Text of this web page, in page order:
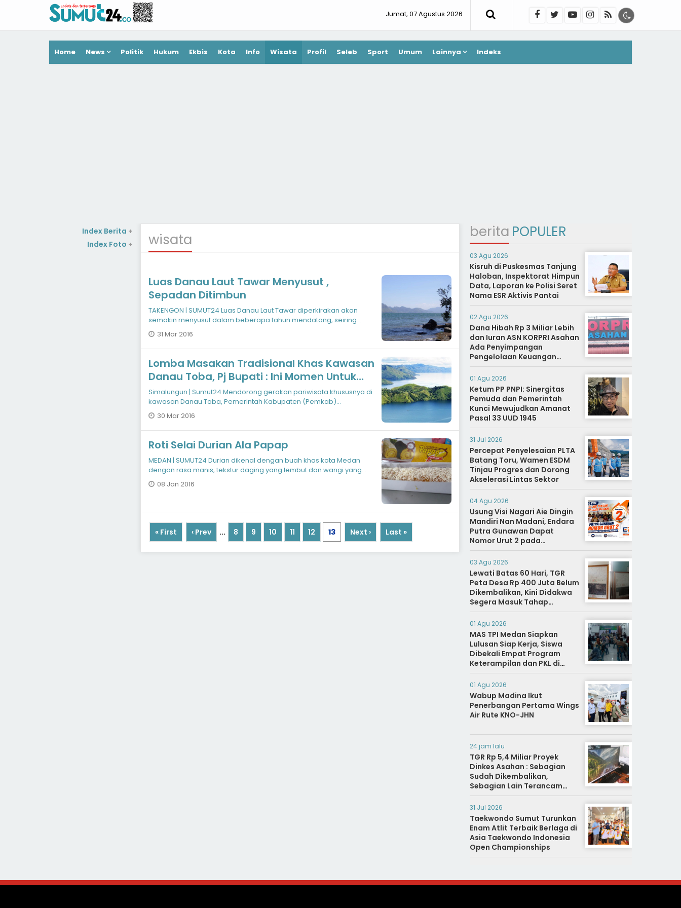
Jumat, 07 Agustus 2026
Home News Politik Hukum Ekbis Kota Info Wisata Profil Seleb Sport Umum Lainnya Indeks
wisata
Luas Danau Laut Tawar Menyusut ,
Sepadan Ditimbun
TAKENGON | SUMUT24 Luas Danau Laut Tawar diperkirakan akan
semakin menyusut dalam beberapa tahun mendatang, seiring
adanya penimbunan jala
31 Mar 2016
Lomba Masakan Tradisional Khas Kawasan
Danau Toba, Pj Bupati : Ini Momen Untuk
Memajukan Pariwisata
Simalungun | Sumut24 Mendorong gerakan pariwisata khususnya di
kawasan Danau Toba, Pemerintah Kabupaten (Pemkab)
Simalungun melakukan berb
30 Mar 2016
Roti Selai Durian Ala Papap
MEDAN | SUMUT24 Durian dikenal dengan buah khas kota Medan
dengan rasa manis, tekstur daging yang lembut dan wangi yang
khas. Tak heran se
08 Jan 2016
« First ‹ Prev ... 8 9 10 11 12 13 Next › Last »
Index Berita +
Index Foto +
berita POPULER
03 Agu 2026
Kisruh di Puskesmas Tanjung
Haloban, Inspektorat Himpun
Data, Laporan ke Polisi Seret
Nama ESR Aktivis Pantai
02 Agu 2026
Dana Hibah Rp 3 Miliar Lebih
dan Iuran ASN KORPRI Asahan
Ada Penyimpangan
Pengelolaan Keuangan
Dipertanyakan, Aparat
Diminta Segera Usut
01 Agu 2026
Ketum PP PNPI: Sinergitas
Pemuda dan Pemerintah
Kunci Mewujudkan Amanat
Pasal 33 UUD 1945
31 Jul 2026
Percepat Penyelesaian PLTA
Batang Toru, Wamen ESDM
Tinjau Progres dan Dorong
Akselerasi Lintas Sektor
04 Agu 2026
Usung Visi Nagari Aie Dingin
Mandiri Nan Madani, Endara
Putra Gunawan Dapat
Nomor Urut 2 pada
Penetapan Calon Wali
Nagari.
03 Agu 2026
Lewati Batas 60 Hari, TGR
Peta Desa Rp 400 Juta Belum
Dikembalikan, Kini Didakwa
Segera Masuk Tahap
Penyidikan
01 Agu 2026
MAS TPI Medan Siapkan
Lulusan Siap Kerja, Siswa
Dibekali Empat Program
Keterampilan dan PKL di
Dunia Industri
01 Agu 2026
Wabup Madina Ikut
Penerbangan Pertama Wings
Air Rute KNO-JHN
24 jam lalu
TGR Rp 5,4 Miliar Proyek
Dinkes Asahan : Sebagian
Sudah Dikembalikan,
Sebagian Lain Terancam
Sanksi Hukuman Berat
31 Jul 2026
Taekwondo Sumut Turunkan
Enam Atlit Terbaik Berlaga di
Asia Taekwondo Indonesia
Open Championships